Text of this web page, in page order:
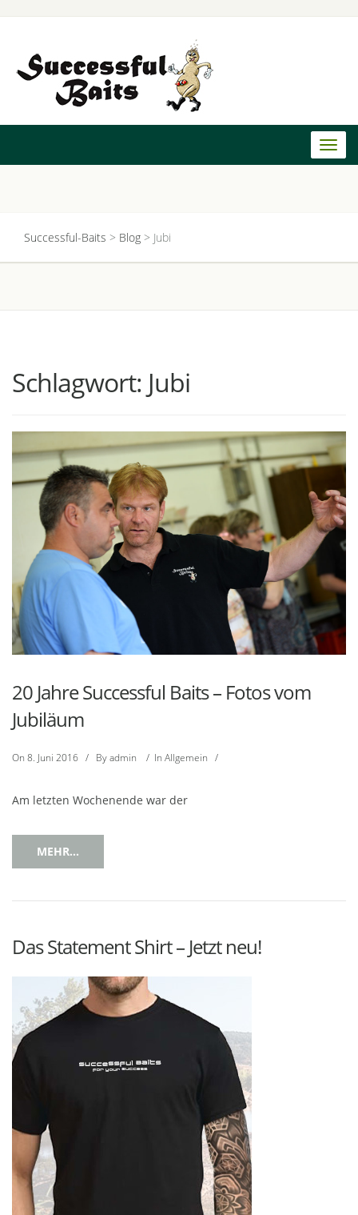
Successful-Baits > Blog > Jubi
Schlagwort: Jubi
20 Jahre Successful Baits – Fotos vom
Jubiläum
On 8. Juni 2016 / Byadmin / In Allgemein /
Am letzten Wochenende war der
MEHR...
Das Statement Shirt – Jetzt neu!